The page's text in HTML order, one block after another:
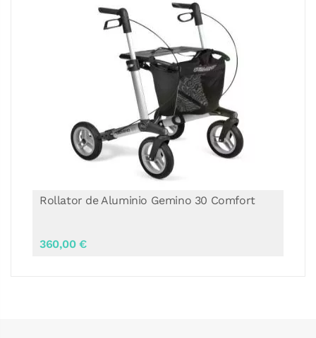
Rollator de Aluminio Gemino 30
670,00 €